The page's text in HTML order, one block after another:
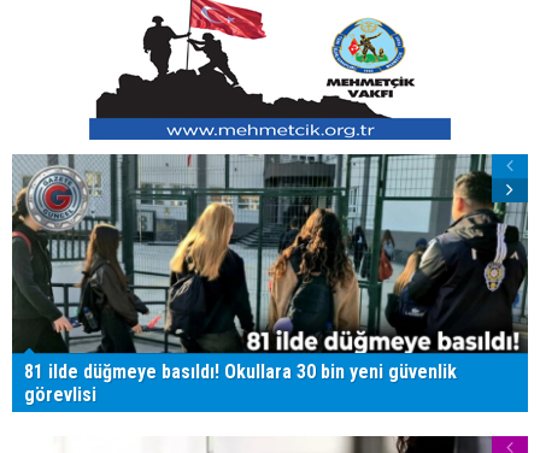
81 ilde düğmeye basıldı! Okullara 30 bin yeni güvenlik
görevlisi